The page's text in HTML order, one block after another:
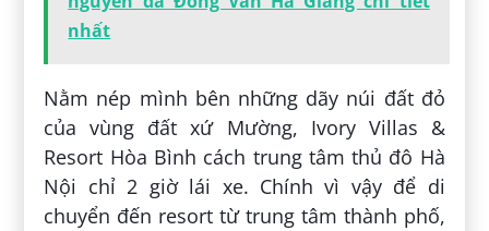
nhất
Nằm nép mình bên những dãy núi đất đỏ
của vùng đất xứ Mường, Ivory Villas &
Resort Hòa Bình cách trung tâm thủ đô Hà
Nội chỉ 2 giờ lái xe. Chính vì vậy để di
chuyển đến resort từ trung tâm thành phố,